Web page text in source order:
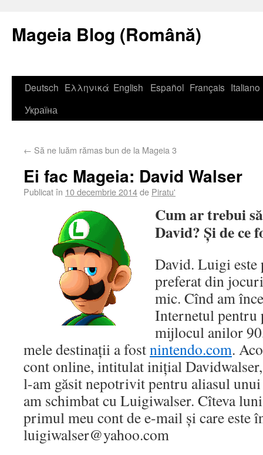
Mageia Blog (Română)
Deutsch Ελληνικά English Español Français Italiano
Україна
← Să ne luăm rămas bun de la Mageia 3
Ei fac Mageia: David Walser
Publicat în 10 decembrie 2014de Piratu'
Cum ar trebui
David? Și de ce
David. Luigi este
preferat din
mic. Cînd am
Internetul pentru
mijlocul anilor
mele destinații a fostnintendo.com.
cont online, intitulat inițial
l-am găsit nepotrivit pentru aliasul
am schimbat cu Luigiwalser. Cîteva
primul meu cont de e-mail și care este
luigiwalser@yahoo.com